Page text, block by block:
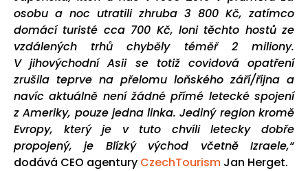
osobu a noc utratili zhruba 3 800 Kč, zatímco
domácí turisté cca 700 Kč, loni těchto hostů ze
vzdálených trhů chyběly téměř 2 miliony.
V jihovýchodní Asii se totiž covidová opatření
zrušila teprve na přelomu loňského září/října a
navíc aktuálně není žádné přímé letecké spojení
z Ameriky, pouze jedna linka. Jediný region kromě
Evropy, který je v tuto chvíli letecky dobře
propojený, je Blízký východ včetně Izraele,“
dodává CEO agentury CzechTourism Jan Herget.